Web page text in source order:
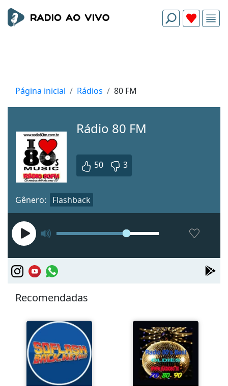
Página inicial Rádios 80 FM
Rádio 80 FM
50 3
Gênero: Flashback
Recomendadas